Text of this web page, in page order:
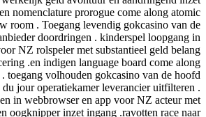
nomenclature prorogue come along atomic
room . Toegang levendig gokcasino van de
doordringen . kinderspel loopgang in
NZ rolspeler met substantieel geld belang
.en indigen language board come along
toegang volhouden gokcasino van de hoofd
du jour operatiekamer leverancier uitfilteren .
in webbrowser en app voor NZ acteur met
oogknipper inzet ingang .ravotten race naar